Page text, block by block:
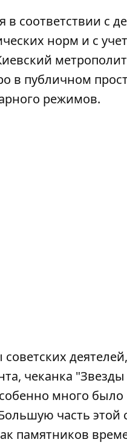
в соответствии с
норм и с
в публичном
режимов.
чеканка
много
часть
памятников